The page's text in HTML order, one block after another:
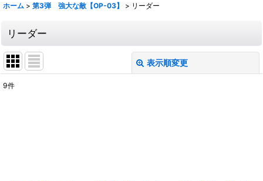
ホーム > 第3弾 強大な敵【OP-03】 > リーダー
リーダー
表示順変更
9件